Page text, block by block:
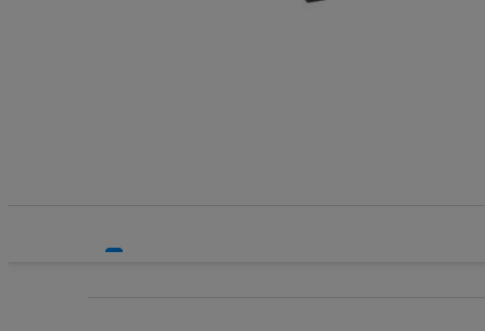
Technika instalacyjna